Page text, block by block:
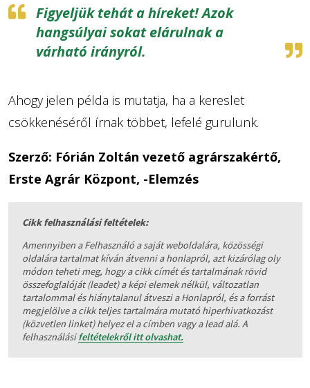
Figyeljük tehát a híreket! Azok
hangsúlyai sokat elárulnak a
várható irányról.
Ahogy jelen példa is mutatja, ha a kereslet
csökkenéséről írnak többet, lefelé gurulunk.
Szerző: Fórián Zoltán vezető agrárszakértő,
Erste Agrár Központ, -Elemzés
Cikk felhasználási feltételek:
Amennyiben a Felhasználó a saját weboldalára, közösségi
oldalára tartalmat kíván átvenni a honlapról, azt kizárólag oly
módon teheti meg, hogy a cikk címét és tartalmának rövid
összefoglalóját (leadet) a képi elemek nélkül, változatlan
tartalommal és hiánytalanul átveszi a Honlapról, és a forrást
megjelölve a cikk teljes tartalmára mutató hiperhivatkozást
(közvetlen linket) helyez el a címben vagy a lead alá. A
felhasználásifeltételekről itt olvashat.